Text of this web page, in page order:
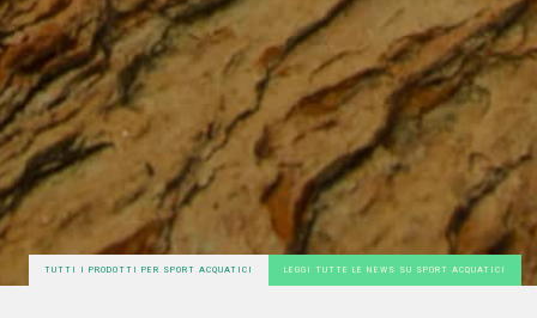
TUTTI I PRODOTTI PER SPORT ACQUATICI LEGGI TUTTE LE NEWS SU SPORT ACQUATICI